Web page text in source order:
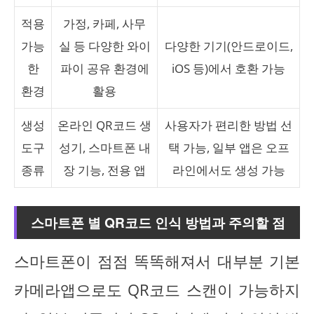
적용
가능
한
환경
가정, 카페, 사무
실 등 다양한 와이
파이 공유 환경에
활용
다양한 기기(안드로이드,
iOS 등)에서 호환 가능
생성
도구
종류
온라인 QR코드 생
성기, 스마트폰 내
장 기능, 전용 앱
사용자가 편리한 방법 선
택 가능, 일부 앱은 오프
라인에서도 생성 가능
스마트폰 별 QR코드 인식 방법과 주의할 점
스마트폰이 점점 똑똑해져서 대부분 기본
카메라앱으로도 QR코드 스캔이 가능하지